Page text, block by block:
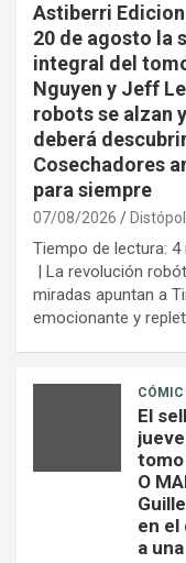
Astiberri
20 de agosto la
integral del
Nguyen y Jeff
robots se alzan
deberá
Cosechadores
para siempre
07/08/2026
Tiempo de lectura: 4
| La revolución
miradas apuntan a
emocionante y
El
tomo
O
en el
a